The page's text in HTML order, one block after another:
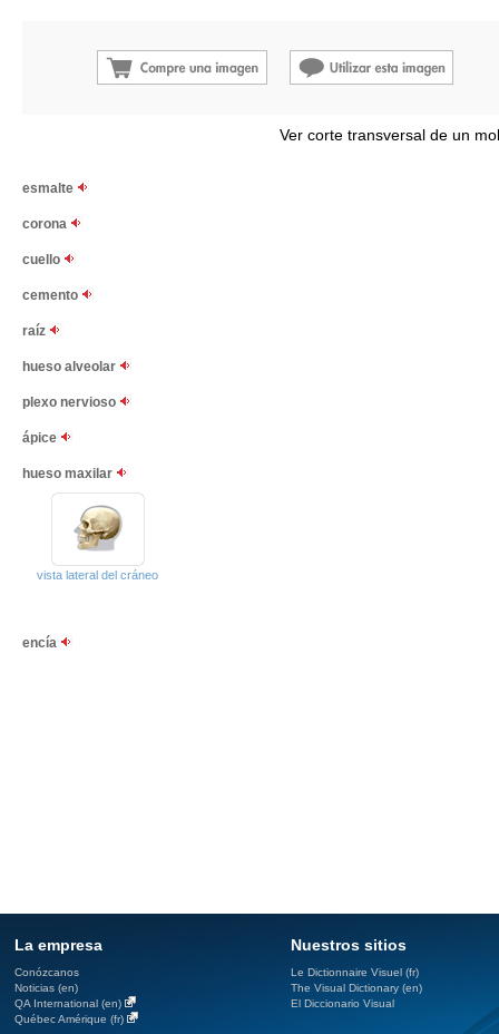
Ver corte transversal de un
esmalte
corona
cuello
cemento
raíz
hueso alveolar
plexo nervioso
ápice
hueso maxilar
vista lateral del cráneo
encía
La empresa
Conózcanos
Noticias (en)
QA International (en)
Québec Amérique (fr)
Nuestros sitios
Le Dictionnaire Visuel (fr)
The Visual Dictionary (en)
El Diccionario Visual